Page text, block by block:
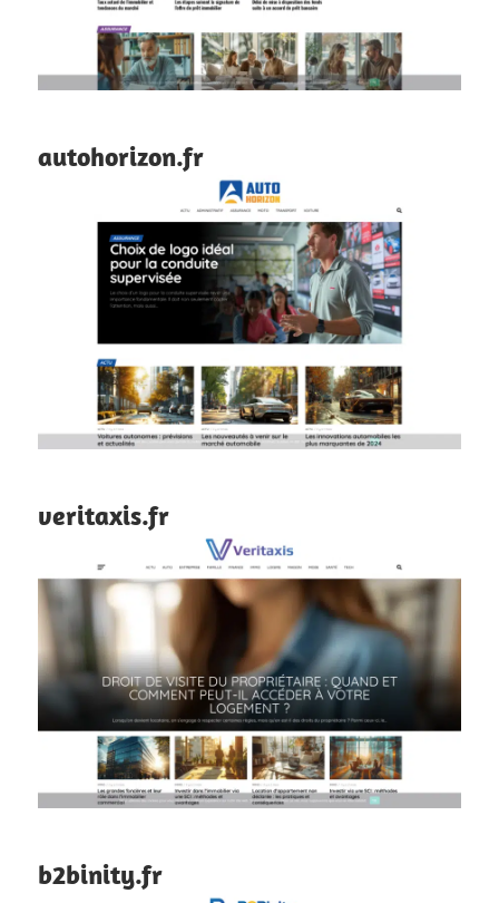
autohorizon.fr
veritaxis.fr
b2binity.fr